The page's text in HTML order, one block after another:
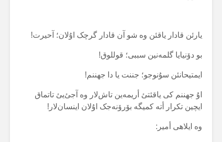
یارئن قادار یاقئن وە شو آن قادار گرچک اۇلان؛ آحیرت!
بو دۆنیایا گلمەنین سببی؛ قوللوق!
ایمتیحانئن سۇنوجو؛ جننت یا دا جهننم!
اۇ جهننم کی یاقئتئ أریمەین تاش‌لار وە آجئ‌یئ تاتماق
ایچین تکرار أتە کمیگە بۆرۆنەجک اۇلان اینسان‌لار!
وە ایلاهی أمیر: